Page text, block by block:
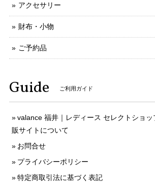
アクセサリー
財布・小物
ご予約品
Guide ご利用ガイド
valance 福井｜レディース セレクトショッ
販サイトについて
お問合せ
プライバシーポリシー
特定商取引法に基づく表記